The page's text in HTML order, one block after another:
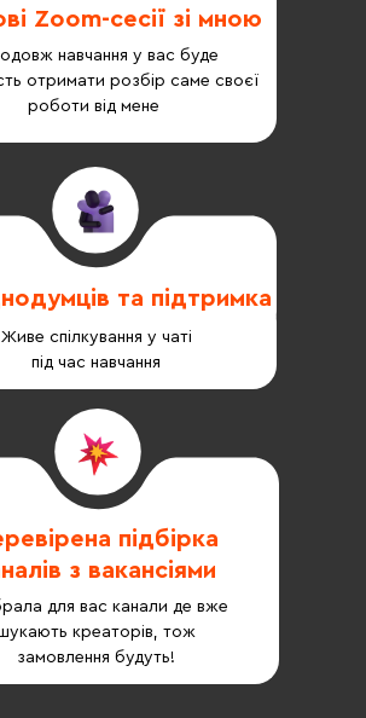
навчання у вас буде
отримати розбір саме своєї
роботи від мене
Zoom-сесії зі мною
Живе спілкування у чаті
під час навчання
та підтримка
для вас канали де вже
креаторів, тож
замовлення будуть!
підбірка
з вакансіями